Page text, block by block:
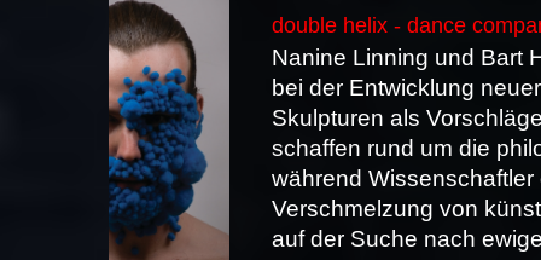
double helix - dance
Nanine Linning und Bart
bei der Entwicklung
Skulpturen als
schaffen rund um die
während
Verschmelzung von
auf der Suche nach